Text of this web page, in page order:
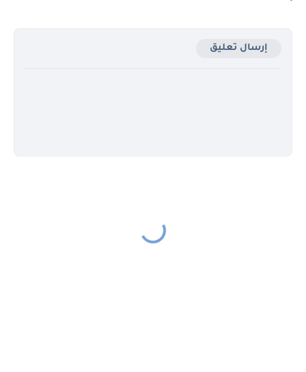
إرسال تعليق